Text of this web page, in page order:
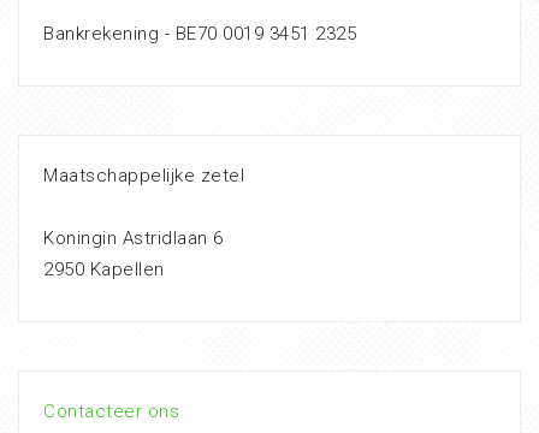
Bankrekening - BE70 0019 3451 2325
Maatschappelijke zetel
Koningin Astridlaan 6
2950 Kapellen
Contacteer ons